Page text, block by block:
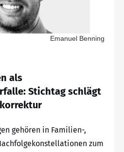
Emanuel Benning
als
Stichtag schlägt
gehören in Familien-,
zum